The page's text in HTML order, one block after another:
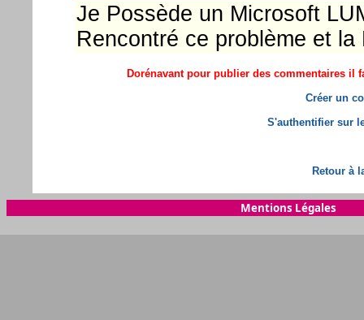
Je Possède un Microsoft
Rencontré ce problème et
Dorénavant pour publier des commentaires il
Créer un
S'authentifier sur
Retour à
Mentions Légales